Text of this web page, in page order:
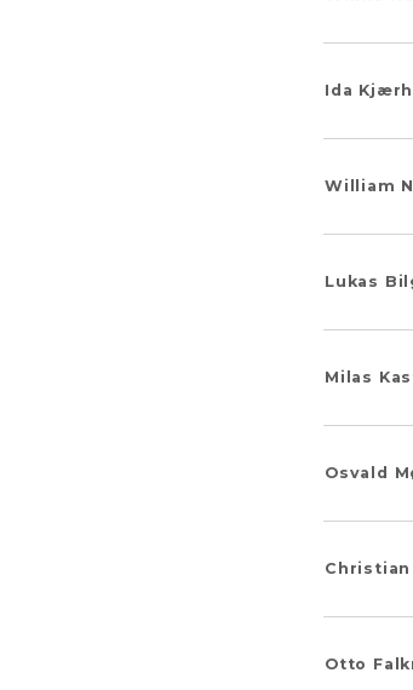
Ida
William
Lukas
Milas
Osvald
Otto